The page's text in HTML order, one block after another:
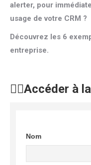
alerter, pour
usage de votre CRM ?
Découvrez les 6
entreprise.
👇🏻Accéder à